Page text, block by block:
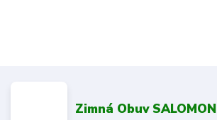
Zimná Obuv SALOMON